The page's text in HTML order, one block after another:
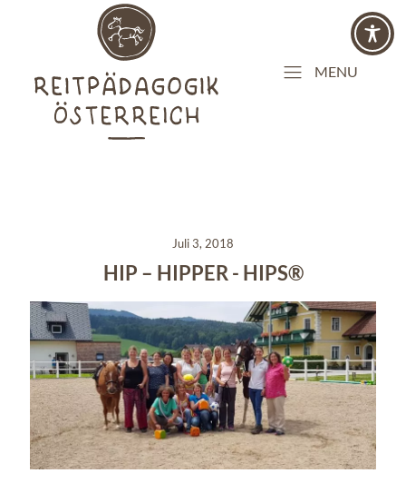
MENU
Juli 3, 2018
HIP – HIPPER - HIPS®